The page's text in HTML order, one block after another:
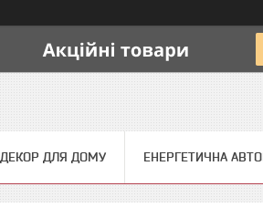
ДЕКОР ДЛЯ ДОМУ ЕНЕРГЕТИЧНА